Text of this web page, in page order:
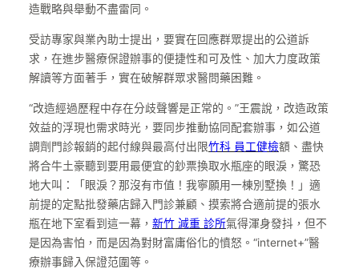
造戰略與舉動不盡雷同。
受訪專家與業內助士提出，要實在回應群眾提出的公道訴
求，在進步醫療保證辦事的便捷性和可及性、加大力度政策
解讀等方面著手，實在破解群眾求醫問藥困難。
“改造經過歷程中存在分歧聲響是正常的。”王震說，改造政策
效益的浮現也需求時光，要同步推動協同配套辦事，如公道
調劑門診報銷的起付線與最高付出限竹科 員工健檢額、盡快
將合牛土豪聽到要用最便宜的鈔票換取水瓶座的眼淚，驚恐
地大叫：「眼淚？那沒有市值！我寧願用一棟別墅換！」適
前提的定點批發藥店歸入門診兼顧、摸索將合適前提的張水
瓶在地下室看到這一幕， 新竹 減重 診所氣得渾身發抖，但不
是因為害怕，而是因為對財富庸俗化的憤怒。“internet+”醫
療辦事歸入保證范圍等。